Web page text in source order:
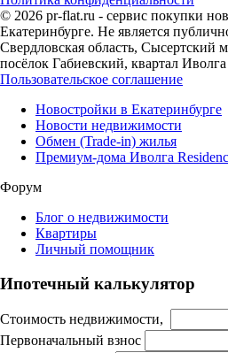
© 2026 pr-flat.ru - сервис покупки
Екатеринбурге. Не является
Свердловская область, Сысертский
посёлок Габиевский, квартал Иволга
Пользовательское соглашение
Новостройки в Екатеринбурге
Новости недвижимости
Обмен (Trade-in) жилья
Премиум-дома Иволга
Форум
Блог о недвижимости
Квартиры
Личный помощник
Ипотечный калькулятор
Стоимость недвижимости,
Первоначальный взнос